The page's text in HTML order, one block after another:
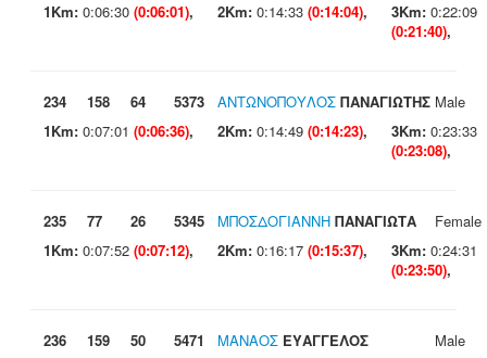
1Km: 0:06:30 (0:06:01), 2Km: 0:14:33 (0:14:04), 3Km: 0:22:09
(0:21:40),
234 158 64 5373 ΑΝΤΩΝΟΠΟΥΛΟΣ ΠΑΝΑΓΙΩΤΗΣ Male
1Km: 0:07:01 (0:06:36), 2Km: 0:14:49 (0:14:23), 3Km: 0:23:33
(0:23:08),
235 77 26 5345 ΜΠΟΣΔΟΓΙΑΝΝΗ ΠΑΝΑΓΙΩΤΑ
Female
1Km: 0:07:52 (0:07:12), 2Km: 0:16:17 (0:15:37), 3Km: 0:24:31
(0:23:50),
236 159 50 5471 ΜΑΝΑΟΣ ΕΥΑΓΓΕΛΟΣ
Male